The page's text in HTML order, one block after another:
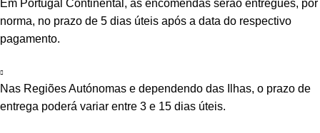
Em Portugal Continental, as encomendas serão entregues, por
norma, no prazo de 5 dias úteis após a data do respectivo
pagamento.
Nas Regiões Autónomas e dependendo das Ilhas, o prazo de
entrega poderá variar entre 3 e 15 dias úteis.